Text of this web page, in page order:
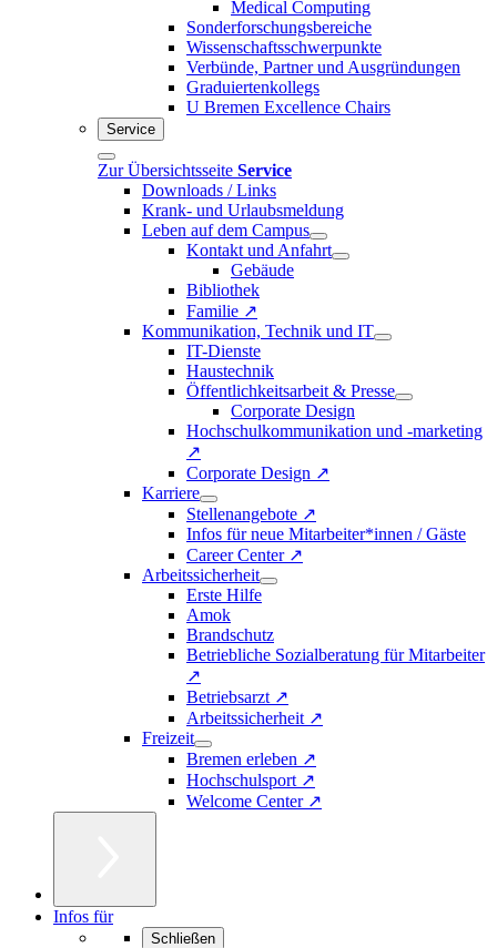
Medical Computing
Sonderforschungsbereiche
Wissenschaftsschwerpunkte
Verbünde, Partner und Ausgründungen
Graduiertenkollegs
U Bremen Excellence Chairs
Service
Zur Übersichtsseite Service
Downloads / Links
Krank- und Urlaubsmeldung
Leben auf dem Campus
Kontakt und Anfahrt
Gebäude
Bibliothek
Familie ↗
Kommunikation, Technik und IT
IT-Dienste
Haustechnik
Öffentlichkeitsarbeit & Presse
Corporate Design
Hochschulkommunikation und -marketing
↗
Corporate Design ↗
Karriere
Stellenangebote ↗
Infos für neue Mitarbeiter*innen / Gäste
Career Center ↗
Arbeitssicherheit
Erste Hilfe
Amok
Brandschutz
Betriebliche Sozialberatung für Mitarbeiter
↗
Betriebsarzt ↗
Arbeitssicherheit ↗
Freizeit
Bremen erleben ↗
Hochschulsport ↗
Welcome Center ↗
Infos für
Schließen